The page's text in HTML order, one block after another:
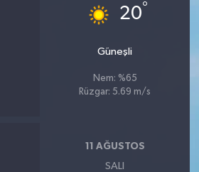
20°
Güneşli
Nem: %65
Rüzgar: 5.69 m/s
11 AĞUSTOS
SALI